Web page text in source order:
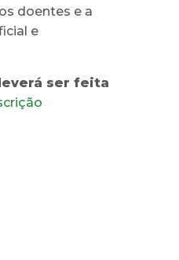
doentes e a
e
ser feita